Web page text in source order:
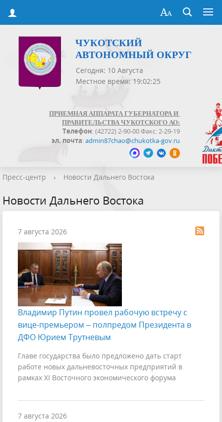
ЧУКОТСКИЙ
АВТОНОМНЫЙ ОКРУГ
Сегодня: 10 Августа
Местное время: 19:02:25
ПРИЕМНАЯ АППАРАТА ГУБЕРНАТОРА И
ПРАВИТЕЛЬСТВА ЧУКОТСКОГО АО:
Телефон: (42722) 2-90-00 Факс: 2-29-19
эл. почта:admin87chao@chukotka-gov.ru
Пресс-центр › Новости Дальнего Востока
Новости Дальнего Востока
7 августа 2026
Владимир Путин провел рабочую встречу с
вице-премьером – полпредом Президента в
ДФО Юрием Трутневым
Главе государства было предложено дать старт
работе новых дальневосточных предприятий в
рамках XI Восточного экономического форума
7 августа 2026